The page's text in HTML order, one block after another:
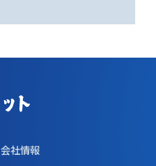
会社情報